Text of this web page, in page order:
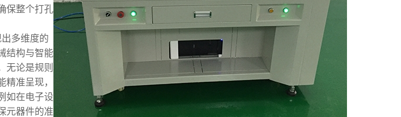
保整个打孔
多维度的
结构与智能
无论是规则
准呈现，
如在电子设
元器件的准